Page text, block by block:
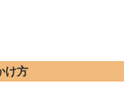
け方